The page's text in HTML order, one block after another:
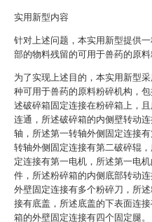
实用新型内容
针对上述问题，本实用新型提供
部的物料残留的可用于兽药的原料
为了实现上述目的，本实用新型
种可用于兽药的原料粉碎机构，
述破碎箱固定连接在粉碎箱上，
连通，所述破碎箱的内侧壁转动
轴，所述第一转轴外侧固定连接
转轴外侧固定连接有第二破碎辊
定连接有第一电机，所述第一电
件，所述粉碎箱的内侧底部转动
外壁固定连接有多个粉碎刀，所
接有底盖，所述底盖的下表面连
箱的外壁固定连接有四个固定腿。